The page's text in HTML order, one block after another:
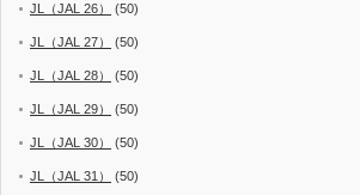
JL（JAL 26） (50)
JL（JAL 27） (50)
JL（JAL 28） (50)
JL（JAL 29） (50)
JL（JAL 30） (50)
JL（JAL 31） (50)